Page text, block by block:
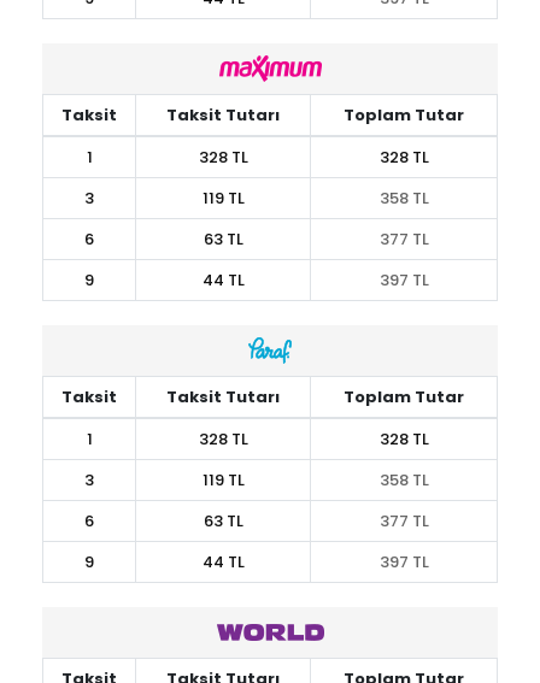
Taksit Taksit Tutarı
Toplam Tutar
1
328 TL
328 TL
3
119 TL
358 TL
6
63 TL
377 TL
9
44 TL 397 TL
Taksit Taksit Tutarı
Toplam Tutar
1
328 TL
328 TL
3
119 TL
358 TL
6
63 TL
377 TL
9
44 TL 397 TL